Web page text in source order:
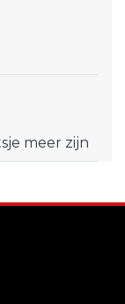
meer zijn